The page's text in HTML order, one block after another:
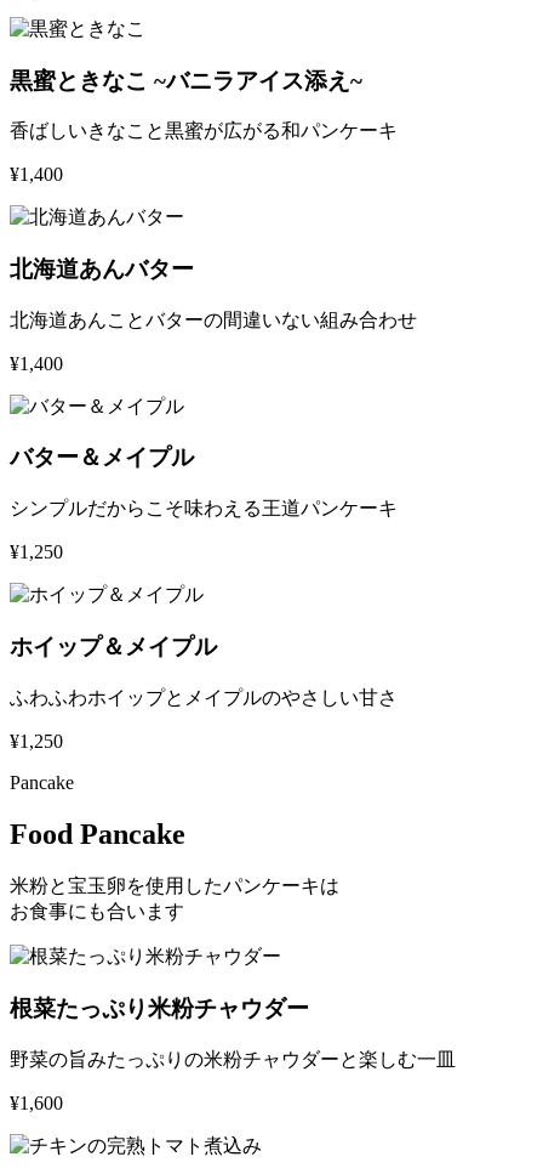
黒蜜ときなこ ~バニラアイス添え~
香ばしいきなこと黒蜜が広がる和パンケーキ
¥1,400
北海道あんバター
北海道あんことバターの間違いない組み合わせ
¥1,400
バター＆メイプル
シンプルだからこそ味わえる王道パンケーキ
¥1,250
ホイップ＆メイプル
ふわふわホイップとメイプルのやさしい甘さ
¥1,250
Pancake
Food Pancake
米粉と宝玉卵を使用したパンケーキは
お食事にも合います
根菜たっぷり米粉チャウダー
野菜の旨みたっぷりの米粉チャウダーと楽しむ一皿
¥1,600